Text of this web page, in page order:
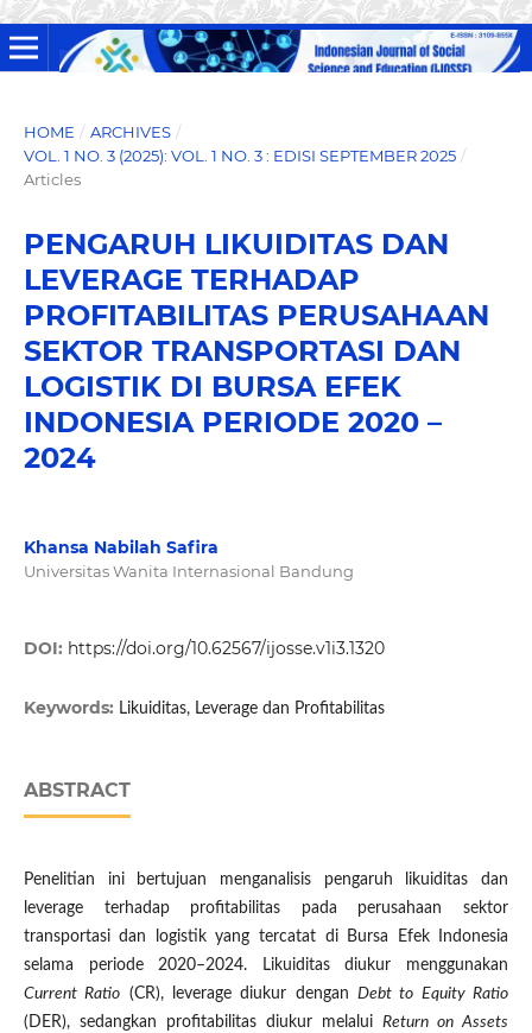
HOME / ARCHIVES /
VOL. 1 NO. 3 (2025): VOL. 1 NO. 3 : EDISI SEPTEMBER 2025 /
Articles
PENGARUH LIKUIDITAS DAN
LEVERAGE TERHADAP
PROFITABILITAS PERUSAHAAN
SEKTOR TRANSPORTASI DAN
LOGISTIK DI BURSA EFEK
INDONESIA PERIODE 2020 –
2024
Khansa Nabilah Safira
Universitas Wanita Internasional Bandung
DOI: https://doi.org/10.62567/ijosse.v1i3.1320
Keywords: Likuiditas, Leverage dan Profitabilitas
ABSTRACT
Penelitian ini bertujuan menganalisis pengaruh likuiditas dan
leverage terhadap profitabilitas pada perusahaan sektor
transportasi dan logistik yang tercatat di Bursa Efek Indonesia
selama periode 2020–2024. Likuiditas diukur menggunakan
Current Ratio (CR), leverage diukur denganDebt to Equity Ratio
(DER), sedangkan profitabilitas diukur melaluiReturn on Assets